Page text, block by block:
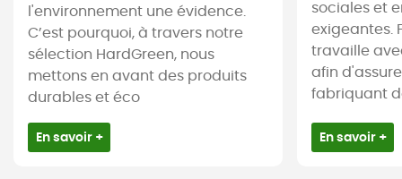
l'environnement une évidence.
C’est pourquoi, à travers notre
sélection HardGreen, nous
mettons en avant des produits
durables et éco
En savoir +
sociales et
exigeantes.
travaille
afin
fabriquant
En savoir +